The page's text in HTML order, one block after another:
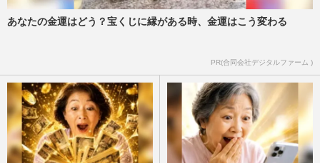
あなたの金運はどう？宝くじに縁がある時、金運はこう変わる
PR(合同会社デジタルファーム )